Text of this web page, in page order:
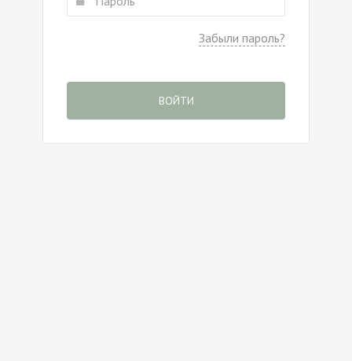
Забыли пароль?
ВОЙТИ